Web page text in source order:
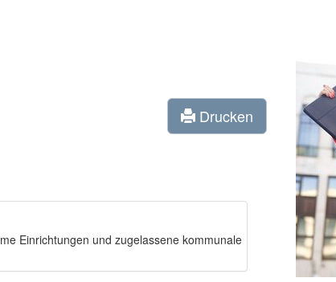
Drucken
Einrichtungen und zugelassene kommunale